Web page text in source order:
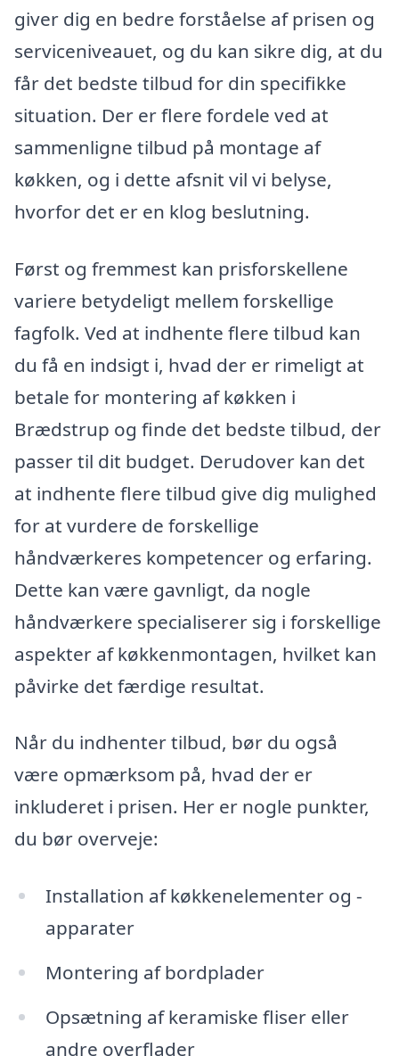
giver dig en bedre forståelse af prisen og
serviceniveauet, og du kan sikre dig, at du
får det bedste tilbud for din specifikke
situation. Der er flere fordele ved at
sammenligne tilbud på montage af
køkken, og i dette afsnit vil vi belyse,
hvorfor det er en klog beslutning.
Først og fremmest kan prisforskellene
variere betydeligt mellem forskellige
fagfolk. Ved at indhente flere tilbud kan
du få en indsigt i, hvad der er rimeligt at
betale for montering af køkken i
Brædstrup og finde det bedste tilbud, der
passer til dit budget. Derudover kan det
at indhente flere tilbud give dig mulighed
for at vurdere de forskellige
håndværkeres kompetencer og erfaring.
Dette kan være gavnligt, da nogle
håndværkere specialiserer sig i forskellige
aspekter af køkkenmontagen, hvilket kan
påvirke det færdige resultat.
Når du indhenter tilbud, bør du også
være opmærksom på, hvad der er
inkluderet i prisen. Her er nogle punkter,
du bør overveje:
Installation af køkkenelementer og -
apparater
Montering af bordplader
Opsætning af keramiske fliser eller
andre overflader